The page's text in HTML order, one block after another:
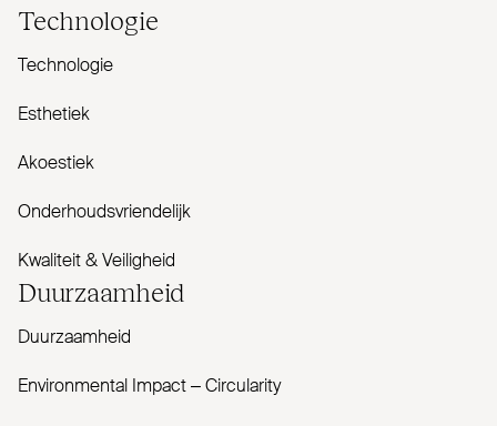
Tech­nologie
Technologie
Esthetiek
Akoestiek
Onderhoudsvriendelijk
Kwaliteit & Veiligheid
Duur­zaamheid
Duurzaamheid
Envi­ronmental Impact – Cir­cularity